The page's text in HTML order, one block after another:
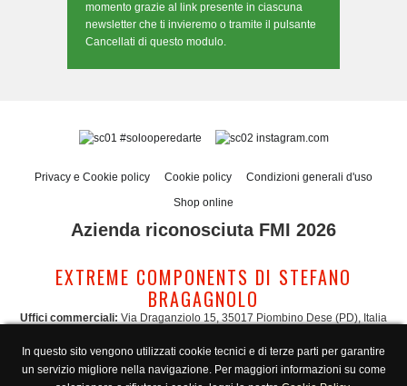
momento grazie al link presente in ciascuna
newsletter che ti invieremo o tramite il pulsante
Cancellati di questo modulo.
#solooperedarte instagram.com
Privacy e Cookie policy Cookie policy
Condizioni generali d'uso
Shop online
Azienda riconosciuta FMI 2026
EXTREME COMPONENTS DI STEFANO
BRAGAGNOLO
Uffici commerciali: Via Draganziolo 15, 35017 Piombino Dese (PD), Italia
Italia
Amministrazione: admin@extreme-components.com-Commerciale:
In questo sito vengono utilizzati cookie tecnici e di terze parti per garantire
un servizio migliore nella navigazione. Per maggiori informazioni su come